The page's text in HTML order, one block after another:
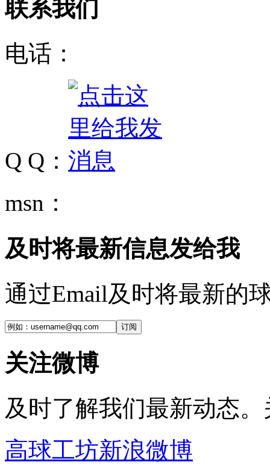
联系我们
电话：
Q Q：
msn：
及时将最新信息发给我
通过Email及时将最新的
订阅
关注微博
及时了解我们最新动态
高球工坊新浪微博